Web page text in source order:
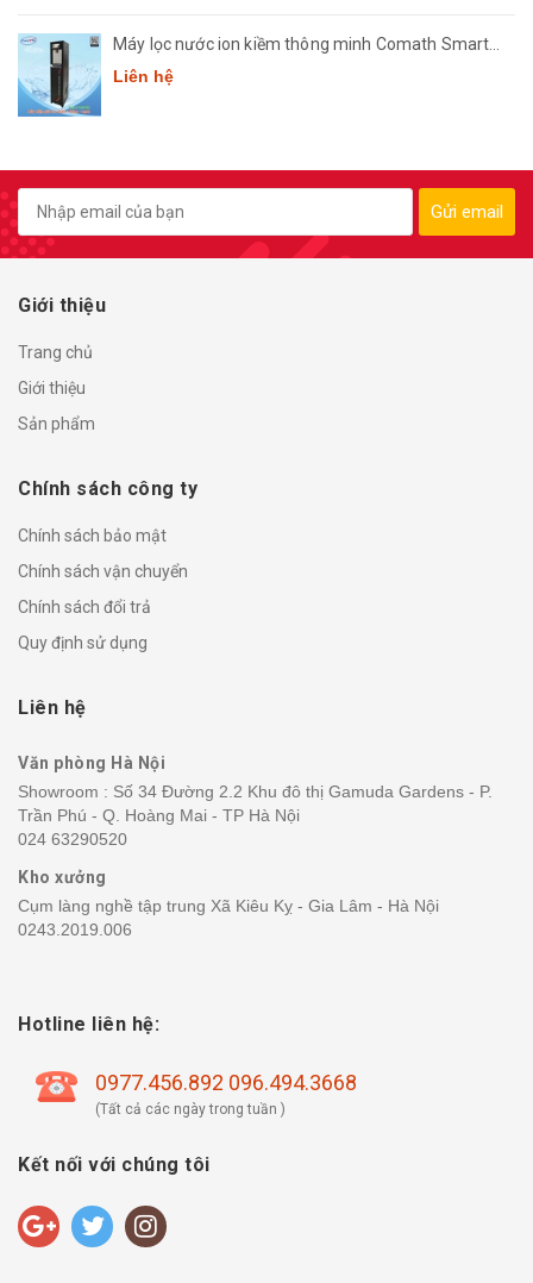
Máy lọc nước ion kiềm thông minh Comath Smart
CM3668
Liên hệ
Gửi email
Giới thiệu
Trang chủ
Giới thiệu
Sản phẩm
Chính sách công ty
Chính sách bảo mật
Chính sách vận chuyển
Chính sách đổi trả
Quy định sử dụng
Liên hệ
Văn phòng Hà Nội
Showroom : Số 34 Đường 2.2 Khu đô thị Gamuda Gardens - P.
Trần Phú - Q. Hoàng Mai - TP Hà Nội
024 63290520
Kho xưởng
Cụm làng nghề tập trung Xã Kiêu Kỵ - Gia Lâm - Hà Nội
0243.2019.006
Hotline liên hệ:
0977.456.892 096.494.3668
(Tất cả các ngày trong tuần )
Kết nối với chúng tôi